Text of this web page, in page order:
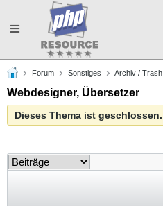
Toggle
navigation
Forum Sonstiges Archiv / Trash
Webdesigner, Übersetzer
Dieses Thema ist geschlossen.